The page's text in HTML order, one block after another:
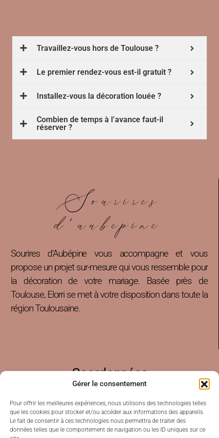
Gérer le consentement
Pour offrir les meilleures expériences, nous utilisons des technologies telles
que les cookies pour stocker et/ou accéder aux informations des appareils.
Le fait de consentir à ces technologies nous permettra de traiter des
données telles que le comportement de navigation ou les ID uniques sur ce
Travaillez-vous hors de Toulouse ?
Le premier rendez-vous est-il gratuit ?
Installez-vous la décoration louée ?
Combien de temps à l’avance faut-il
réserver ?
Sourires
d'aubepine
Sourires d’Aubépine vous accompagne et vous
propose un projet sur-mesure qui vous ressemble pour
la décoration de votre mariage. Basée près de
Toulouse, Elorri se met à votre disposition dans toute la
région Toulousaine.
Coordonnées
07 87 16 85 69
contact@souriresdaubepine.com